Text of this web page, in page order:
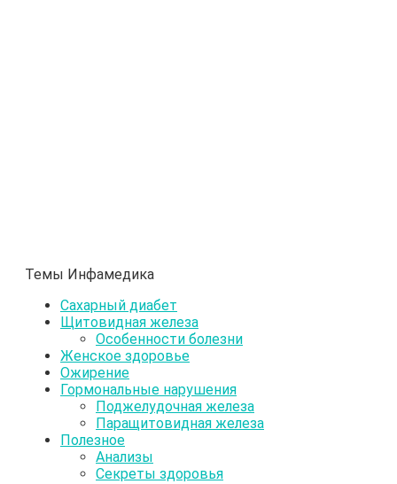
Темы Инфамедика
Сахарный диабет
Щитовидная железа
Особенности болезни
Женское здоровье
Ожирение
Гормональные нарушения
Поджелудочная железа
Паращитовидная железа
Полезное
Анализы
Секреты здоровья